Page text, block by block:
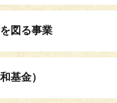
図る事業
基金）